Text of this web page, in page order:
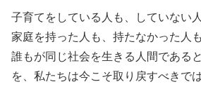
子育てをしている人も、していない人
家庭を持った人も、持たなかった人も
誰もが同じ社会を生きる人間である
を、私たちは今こそ取り戻すべきで